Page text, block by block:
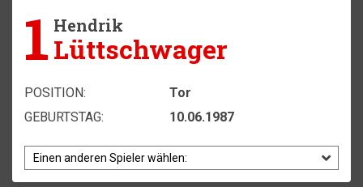
1 Hendrik
Lüttschwager
POSITION:
Tor
GEBURTSTAG:
10.06.1987